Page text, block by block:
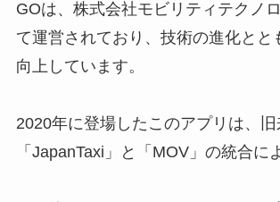
GOは、株式会社モビリティテクノ
て運営されており、技術の進化とと
向上しています。
2020年に登場したこのアプリは、旧
「JapanTaxi」と「MOV」の統合に